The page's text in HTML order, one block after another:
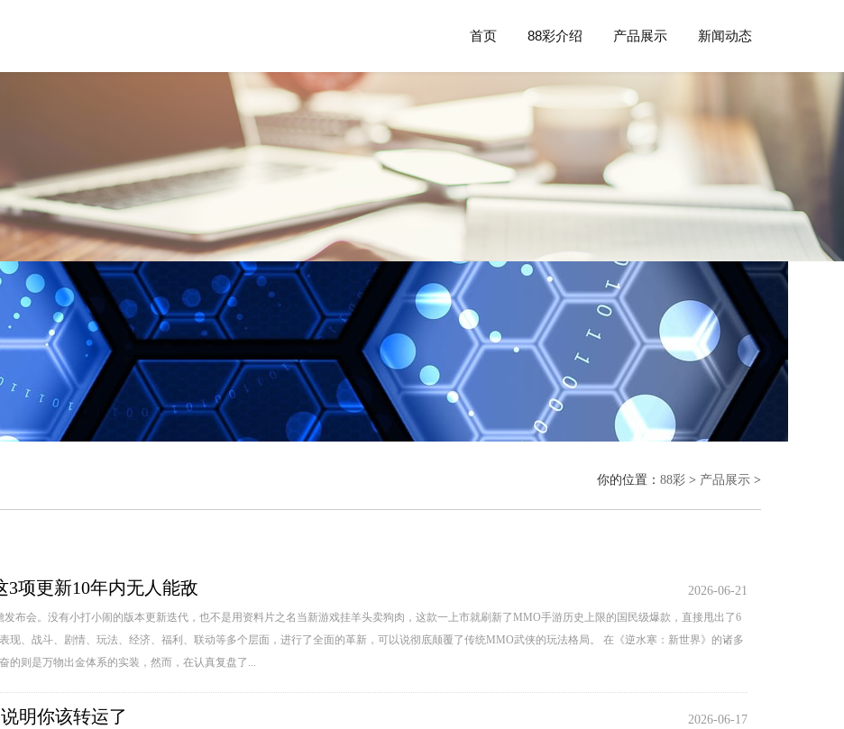
首页 88彩介绍 产品展示 新闻动态
你的位置： 88彩 > 产品展示 >
2026-06-21
项更新10年内无人能敌
布会。没有小打小闹的版本更新迭代，也不是用资料片之名当新游戏挂羊头卖狗肉，这款一上市就刷新了MMO手游历史上限的国民级爆款，直接甩出了6
现、战斗、剧情、玩法、经济、福利、联动等多个层面，进行了全面的革新，可以说彻底颠覆了传统MMO武侠的玩法格局。 在《逆水寒：新世界》的诸多
的则是万物出金体系的实装，然而，在认真复盘了...
2026-06-17
明你该转运了